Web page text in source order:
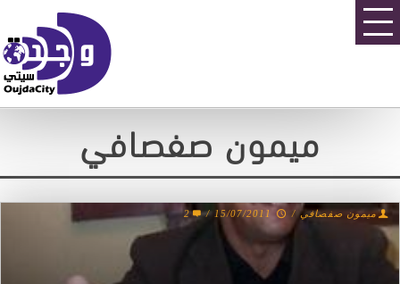
ميمون صفصافي
ميمون صفصافي /
15/07/2011
/
2